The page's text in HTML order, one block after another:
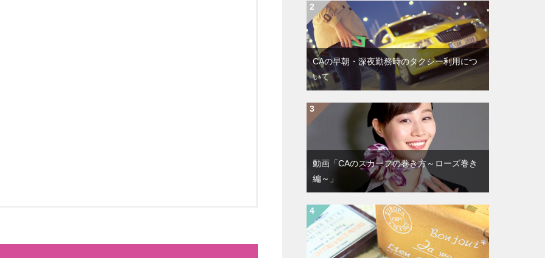
CAの早朝・深夜勤務時のタクシー利用につ
いて
動画「CAのスカーフの巻き方～ローズ巻き
編～」